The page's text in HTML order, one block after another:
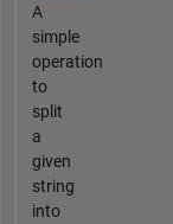
A
simple
operation
to
split
a
given
string
into